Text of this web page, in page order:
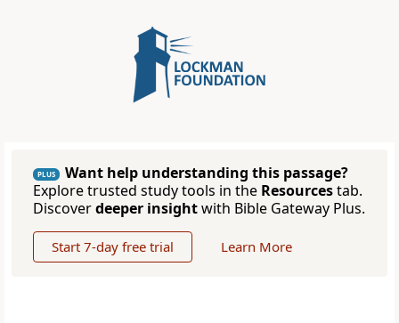
PLUS
Want help understanding this passage?
Explore trusted study tools in the Resourcestab.
Discoverdeeper insightwith Bible Gateway Plus.
Start 7-day free trial Learn More